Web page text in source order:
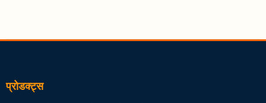
प्रोडक्ट्स